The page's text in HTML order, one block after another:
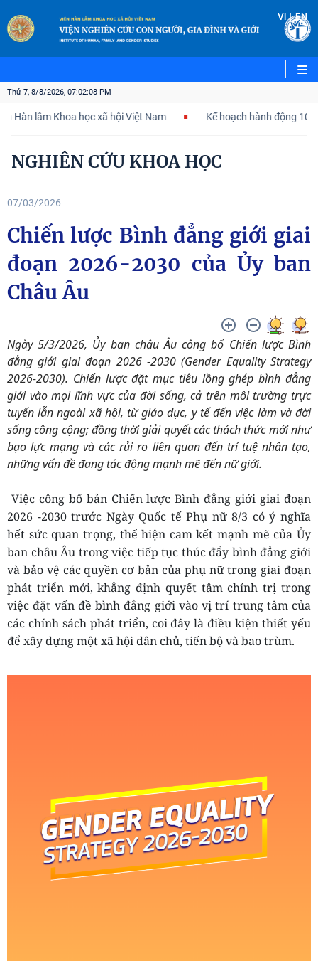
VI |EN
Thứ 7, 8/8/2026, 07:02:09 PM
Khoa học xã hội Việt Nam Kế hoạch hành động 100 ngày
NGHIÊN CỨU KHOA HỌC
07/03/2026
Chiến lược Bình đẳng giới giai
đoạn 2026-2030 của Ủy ban
Châu Âu
Ngày 5/3/2026, Ủy ban châu Âu công bố Chiến lược Bình
đẳng giới giai đoạn 2026 -2030 (Gender Equality Strategy
2026-2030). Chiến lược đặt mục tiêu lồng ghép bình đẳng
giới vào mọi lĩnh vực của đời sống, cả trên môi trường trực
tuyến lẫn ngoài xã hội, từ giáo dục, y tế đến việc làm và đời
sống công cộng; đồng thời giải quyết các thách thức mới như
bạo lực mạng và các rủi ro liên quan đến trí tuệ nhân tạo,
những vấn đề đang tác động mạnh mẽ đến nữ giới.
Việc công bố bản Chiến lược Bình đẳng giới giai đoạn
2026 -2030 trước Ngày Quốc tế Phụ nữ 8/3 có ý nghĩa
hết sức quan trọng, thể hiện cam kết mạnh mẽ của Ủy
ban châu Âu trong việc tiếp tục thúc đẩy bình đẳng giới
và bảo vệ các quyền cơ bản của phụ nữ trong giai đoạn
phát triển mới, khẳng định quyết tâm chính trị trong
việc đặt vấn đề bình đẳng giới vào vị trí trung tâm của
các chính sách phát triển, coi đây là điều kiện thiết yếu
để xây dựng một xã hội dân chủ, tiến bộ và bao trùm.